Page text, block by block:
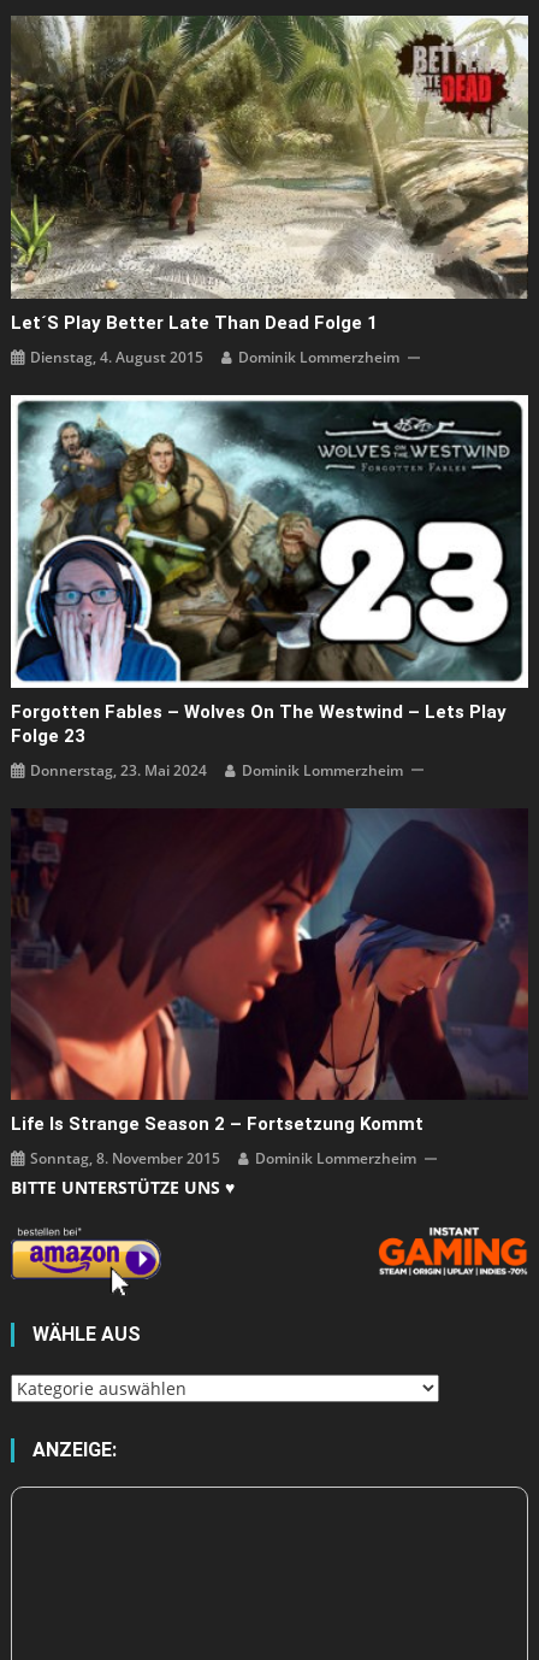
Let´s Play Better Late Than Dead Folge 1
Dienstag, 4. August 2015 Dominik Lommerzheim
Forgotten Fables – Wolves On The Westwind – Lets Play
Folge 23
Donnerstag, 23. Mai 2024 Dominik Lommerzheim
Life Is Strange Season 2 – Fortsetzung Kommt
Sonntag, 8. November 2015 Dominik Lommerzheim
BITTE UNTERSTÜTZE UNS ♥
WÄHLE AUS
Wähle
ANZEIGE: